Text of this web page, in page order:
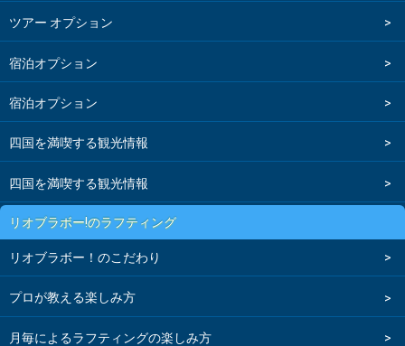
ツアー オプション
宿泊オプション
宿泊オプション
四国を満喫する観光情報
四国を満喫する観光情報
リオブラボー!のラフティング
リオブラボー！のこだわり
プロが教える楽しみ方
月毎によるラフティングの楽しみ方